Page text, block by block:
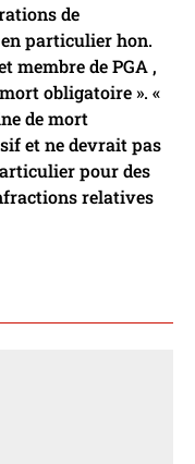
de
particulier hon.
membre de PGA ,
obligatoire ». «
de mort
et ne devrait pas
pour des
relatives